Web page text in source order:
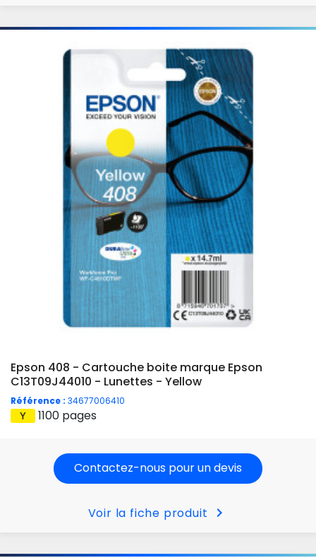
Epson 408 - Cartouche boite marque Epson
C13T09J44010 - Lunettes - Yellow
Référence : 34677006410
1100 pages
Contactez-nous pour un devis
Voir la fiche produit chevron_right